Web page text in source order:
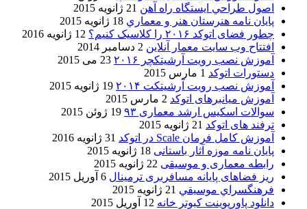
اصول طراحي ایستگاه راه آهن 21 ژانویه 2015
پایان نامه هنرستان هنر و معماري 18 ژانویه 2015
چطور فضای اتوکد ۲۰۱۶ را کلاسیک کنیم؟
12 ژانویه 2016
افتتاح وب سایت معمار آنلاین 2 دسامبر 2014
آموزش نصب رویت آرشیتکچر ۲۰۱۶
23 می 2015
دستورات اتوکد 1 مارس 2015
آموزش نصب رویت آرشیتکت ۲۰۱۴
19 ژانویه 2015
آموزش میانبرهای اتوکد 2 مارس 2015
سوالات اسکیس ارشد معماری ۹۳
19 ژوئن 2015
ترفند های اتوکد 21 ژانویه 2015
آموزش کامل فرمان Scale در اتوکد
31 ژانویه 2016
پایان نامه موزه آثار باستانی 18 ژانویه 2015
رابطه معماری و موسیقی 22 ژانویه 2015
ریز فضاهای پایانه مسافربری ترمینال 6 آوریل 2015
فرهنگسراي موسيقي 21 ژانویه 2015
دانلود پاورپوینت کبوتر خانه 12 آوریل 2015